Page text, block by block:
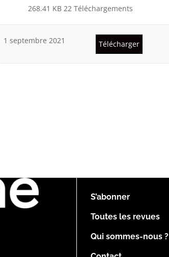
268.41 KB22 Téléchargements
1 septembre 2021 Télécharger
S’abonner
Toutes les revues
Qui sommes-nous ?